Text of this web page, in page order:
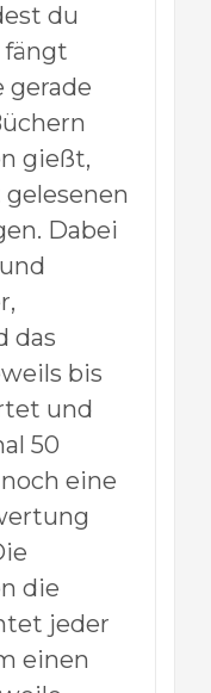
du
fängt
gerade
gießt,
Dabei
das
bis
und
50
eine
die
jeder
einen